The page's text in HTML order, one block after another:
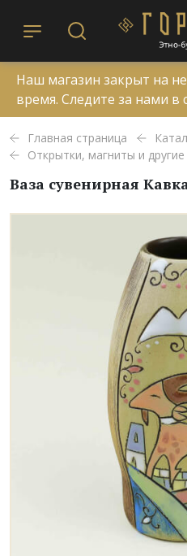
Наш магазин закрыт на
время. Следите за нами в
Главная страница
Открытки, магниты и
Ваза сувенирная